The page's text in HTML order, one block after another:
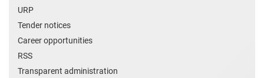
URP
Tender notices
Career opportunities
RSS
Transparent administration